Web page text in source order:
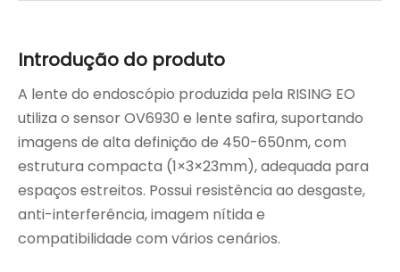
Introdução do produto
A lente do endoscópio produzida pela RISING EO
utiliza o sensor OV6930 e lente safira, suportando
imagens de alta definição de 450-650nm, com
estrutura compacta (1×3×23mm), adequada para
espaços estreitos. Possui resistência ao desgaste,
anti-interferência, imagem nítida e
compatibilidade com vários cenários.